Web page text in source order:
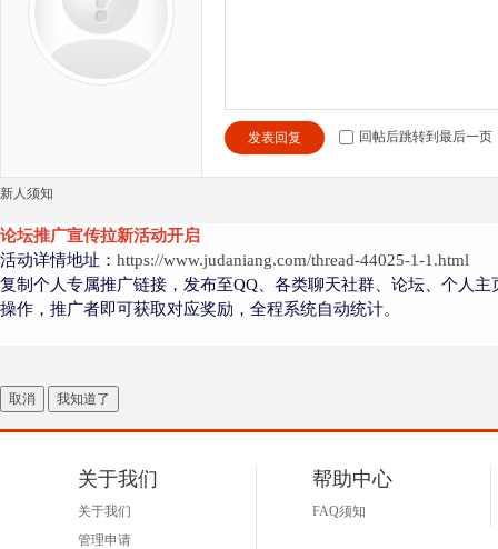
发表回复 回帖后跳转到最后一页
新人须知
论坛推广宣传拉新活动开启
活动详情地址： https://www.judaniang.com/thread-44025-1-1.html
复制个人专属推广链接，发布至QQ、各类聊天社群、论坛、个人
操作，推广者即可获取对应奖励，全程系统自动统计。
取消 我知道了
关于我们
关于我们
管理申请
帮助中心
FAQ须知